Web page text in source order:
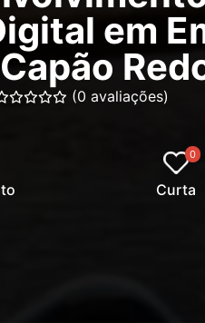
em
(0 avaliações)
0
Curta